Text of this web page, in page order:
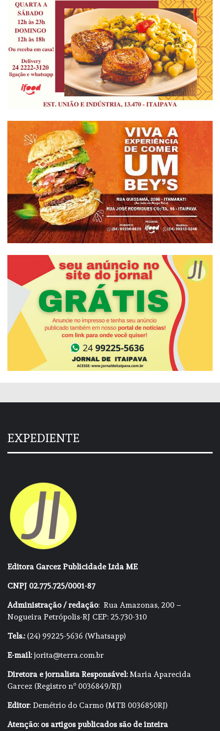
EXPEDIENTE
Editora Garcez Publicidade Ltda ME
CNPJ 02.775.725/0001-87
Administração / redação: Rua Amazonas, 200 –
Nogueira Petrópolis-RJ CEP: 25.730-310
Tels.:(24) 99225-5636 (Whatsapp)
E-mail:jorita@terra.com.br
Diretora e jornalista Responsável:Maria Aparecida
Garcez (Registro nº 0036849/RJ)
Editor: Demétrio do Carmo (MTB 0036850RJ)
Atenção: os artigos publicados são de inteira